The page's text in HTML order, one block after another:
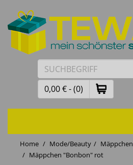
0,00 € - (0)
Home
Mode/Beauty
Mäppchen
Mäppchen "Bonbon" rot